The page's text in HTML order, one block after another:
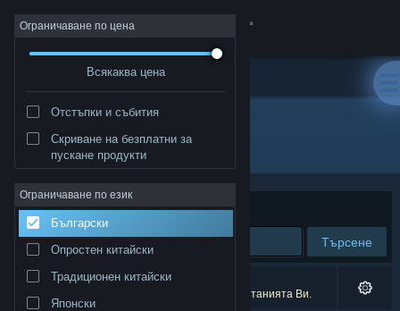
Вписване
Относно
Поддръжка
Смяна на езика
Ограничаване по цена
Всякаква цена
Отстъпки и събития
Скриване на безплатни за
пускане продукти
Ограничаване по език
Български
Опростен китайски
Традиционен китайски
Японски
Разработчик: Benjamin Mathis
Сортиране по Съответстване
Търсене
0 резултата съответстват на търсенето Ви.
1 заглавие беше изключено спрямо предпочитанията Ви.